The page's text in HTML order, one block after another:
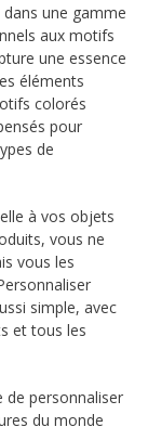
une gamme
aux motifs
une essence
éléments
colorés
pour
de
à vos objets
vous ne
vous les
simple, avec
et tous les
de personnaliser
du monde